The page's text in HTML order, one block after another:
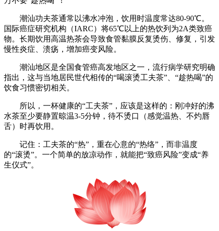
潮汕功夫茶通常以沸水冲泡，饮用时温度常达80-90℃。
国际癌症研究机构（IARC）将65℃以上的热饮列为2A类致癌
物。长期饮用高温热茶会导致食管黏膜反复烫伤、修复，引发
慢性炎症、溃疡，增加癌变风险。
潮汕地区是全国食管癌高发地区之一，流行病学研究明确
指出，这与当地居民世代相传的“喝滚烫工夫茶”、“趁热喝”的
饮食习惯密切相关。
所以，一杯健康的“工夫茶”，应该是这样的：刚冲好的沸
水茶至少要静置晾温3-5分钟，待不烫口（感觉温热、不灼唇
舌）时再饮用。
记住：工夫茶的“热”，重在心意的“热络”，而非温度
的“滚烫”。一个简单的放凉动作，就能把“致癌风险”变成“养
生仪式”。